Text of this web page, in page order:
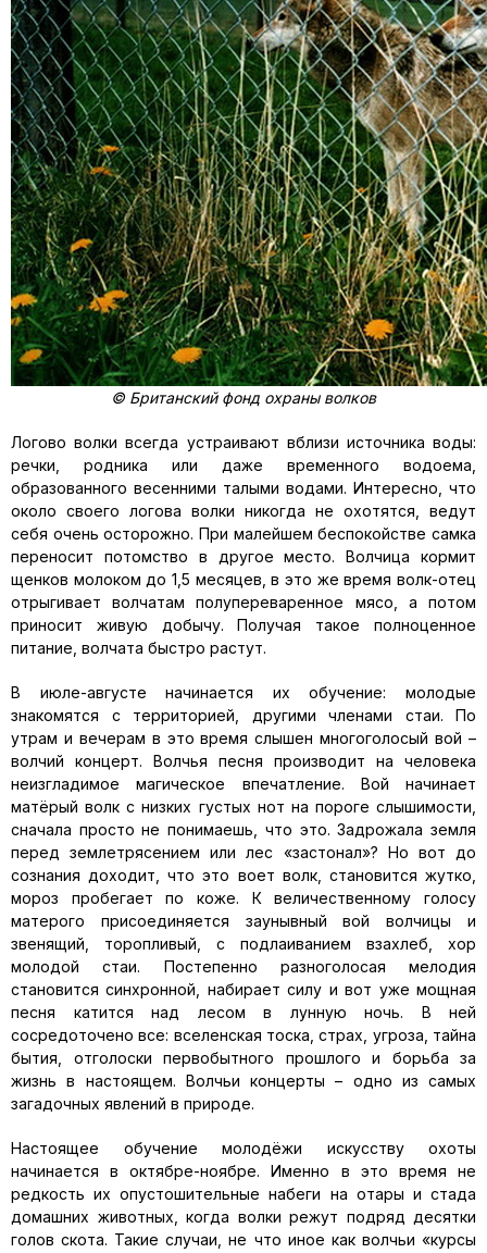
© Британский фонд охраны волков
Логово волки всегда устраивают вблизи источника воды:
речки, родника или даже временного водоема,
образованного весенними талыми водами. Интересно, что
около своего логова волки никогда не охотятся, ведут
себя очень осторожно. При малейшем беспокойстве самка
переносит потомство в другое место. Волчица кормит
щенков молоком до 1,5 месяцев, в это же время волк-отец
отрыгивает волчатам полупереваренное мясо, а потом
приносит живую добычу. Получая такое полноценное
питание, волчата быстро растут.
В июле-августе начинается их обучение: молодые
знакомятся с территорией, другими членами стаи. По
утрам и вечерам в это время слышен многоголосый вой –
волчий концерт. Волчья песня производит на человека
неизгладимое магическое впечатление. Вой начинает
матёрый волк с низких густых нот на пороге слышимости,
сначала просто не понимаешь, что это. Задрожала земля
перед землетрясением или лес «застонал»? Но вот до
сознания доходит, что это воет волк, становится жутко,
мороз пробегает по коже. К величественному голосу
матерого присоединяется заунывный вой волчицы и
звенящий, торопливый, с подлаиванием взахлеб, хор
молодой стаи. Постепенно разноголосая мелодия
становится синхронной, набирает силу и вот уже мощная
песня катится над лесом в лунную ночь. В ней
сосредоточено все: вселенская тоска, страх, угроза, тайна
бытия, отголоски первобытного прошлого и борьба за
жизнь в настоящем. Волчьи концерты – одно из самых
загадочных явлений в природе.
Настоящее обучение молодёжи искусству охоты
начинается в октябре-ноябре. Именно в это время не
редкость их опустошительные набеги на отары и стада
домашних животных, когда волки режут подряд десятки
голов скота. Такие случаи, не что иное как волчьи «курсы